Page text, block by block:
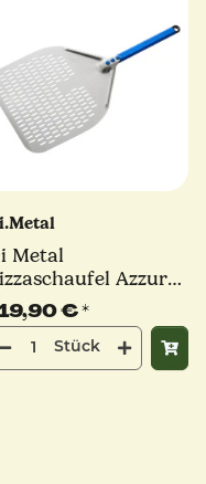
Metal
Azzurra
33 cm | Stiel 30
| eckig
€*
Stück